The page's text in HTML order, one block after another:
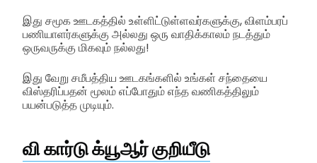
இது சமூக ஊடகத்தில் உள்ளிட்டுள்ளவர்களுக்கு, விளம்பரப்
பணியாளர்களுக்கு அல்லது ஒரு வாதிக்காலம் நடத்தும்
ஒருவருக்கு மிகவும் நல்லது!
இது வேறு சமீபத்திய ஊடகங்களில் உங்கள் சந்தையை
விஸ்தரிப்பதன் மூலம் எப்போதும் எந்த வணிகத்திலும்
பயன்படுத்த முடியும்.
வி கார்டு க்யூஆர் குறியீடு